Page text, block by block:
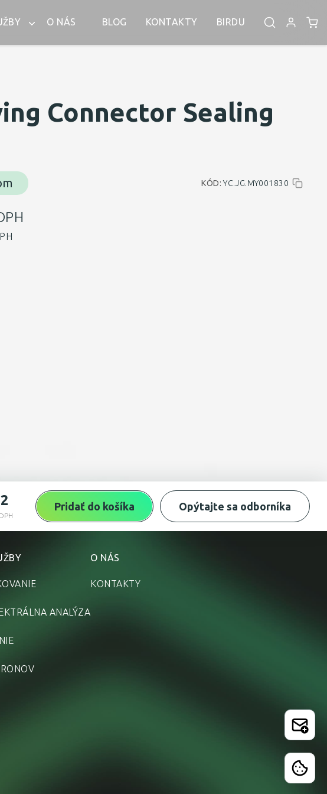
O NÁS BLOG KONTAKTY BIRDU
Connector Sealing
KÓD: YC.JG.MY001830
Pridať do košíka Opýtajte sa odborníka
ANALÝZA
O NÁS
KONTAKTY